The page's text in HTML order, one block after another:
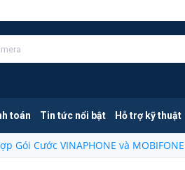
toán Tin tức nổi bật Hỗ trợ kỹ thuật
Gói Cước VINAPHONE và